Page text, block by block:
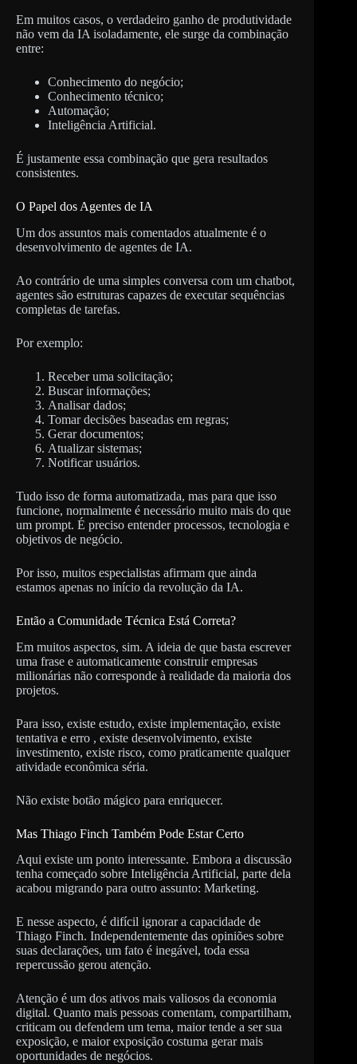
Em muitos casos, o verdadeiro ganho de produtividade
não vem da IA isoladamente, ele surge da combinação
entre:
Conhecimento do negócio;
Conhecimento técnico;
Automação;
Inteligência Artificial.
É justamente essa combinação que gera resultados
consistentes.
O Papel dos Agentes de IA
Um dos assuntos mais comentados atualmente é o
desenvolvimento de agentes de IA.
Ao contrário de uma simples conversa com um chatbot,
agentes são estruturas capazes de executar sequências
completas de tarefas.
Por exemplo:
Receber uma solicitação;
Buscar informações;
Analisar dados;
Tomar decisões baseadas em regras;
Gerar documentos;
Atualizar sistemas;
Notificar usuários.
Tudo isso de forma automatizada, mas para que isso
funcione, normalmente é necessário muito mais do que
um prompt. É preciso entender processos, tecnologia e
objetivos de negócio.
Por isso, muitos especialistas afirmam que ainda
estamos apenas no início da revolução da IA.
Então a Comunidade Técnica Está Correta?
Em muitos aspectos, sim. A ideia de que basta escrever
uma frase e automaticamente construir empresas
milionárias não corresponde à realidade da maioria dos
projetos.
Para isso, existe estudo, existe implementação, existe
tentativa e erro , existe desenvolvimento, existe
investimento, existe risco, como praticamente qualquer
atividade econômica séria.
Não existe botão mágico para enriquecer.
Mas Thiago Finch Também Pode Estar Certo
Aqui existe um ponto interessante. Embora a discussão
tenha começado sobre Inteligência Artificial, parte dela
acabou migrando para outro assunto: Marketing.
E nesse aspecto, é difícil ignorar a capacidade de
Thiago Finch. Independentemente das opiniões sobre
suas declarações, um fato é inegável, toda essa
repercussão gerou atenção.
Atenção é um dos ativos mais valiosos da economia
digital. Quanto mais pessoas comentam, compartilham,
criticam ou defendem um tema, maior tende a ser sua
exposição, e maior exposição costuma gerar mais
oportunidades de negócios.